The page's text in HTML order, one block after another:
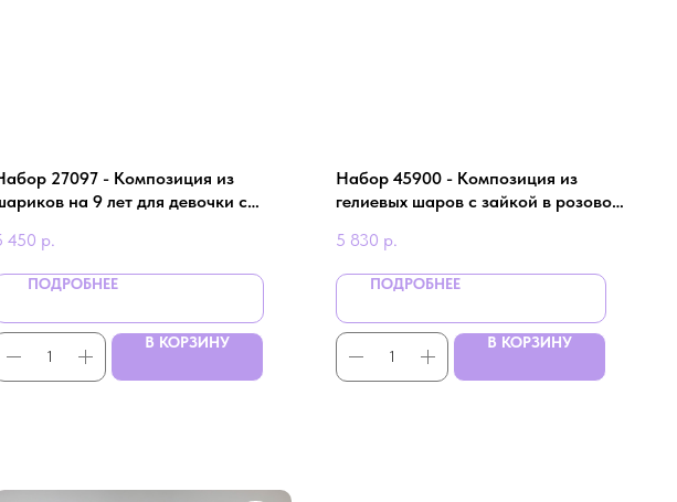
27097 - Композиция из
на 9 лет для девочки с
450 р.
ПОДРОБНЕЕ
В КОРЗИНУ
Набор 45900 - Композиция из
гелиевых шаров с зайкой в розовом
5 830 р.
ПОДРОБНЕЕ
В КОРЗИНУ